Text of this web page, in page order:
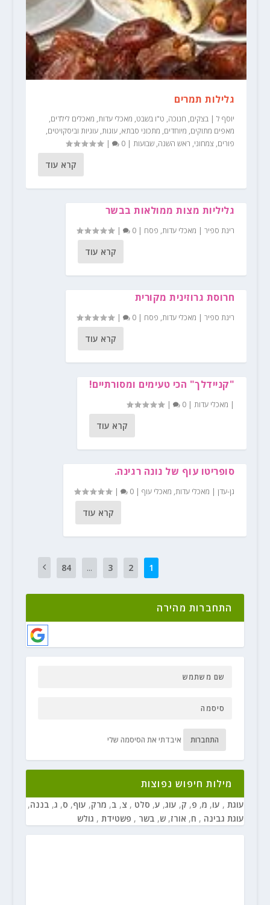
גלילות תמרים
יוסף ל| בצקים, חנוכה, ט"ו בשבט, מאכלי עדות, מאכלים לילדים,
מאפים מתוקים, מיוחדים, מתכוני סבתא, עוגות, עוגיות וביסקויטים,
פורים, צמחוני, ראש השנה, שבועות|
0
|
קרא עוד
גליליות מצות ממולאות בבשר
רינת ספיר| מאכלי עדות, פסח |
0
|
קרא עוד
חרוסת גרוזינית מקורית
רינת ספיר| מאכלי עדות, פסח |
0
|
קרא עוד
"קניידלך" הכי טעימים ומסורתיים!
| מאכלי עדות|
0
|
קרא עוד
סופריטו עוף של נונה רגינה.
גן-עדן| מאכלי עדות, מאכלי עוף|
0
|
קרא עוד
1
2
3
...
84
התחברות מהירה
התחברות איבדתי את הסיסמה שלי
מילות חיפוש נפוצות
עוגת , עו, מ, פ, ק, עוג, ע, סלט , צ, ב, מרק, עוף, ס, ג, בננה,
עוגת גבינה , ח, אורז, ש, בשר , פשטידת , גולש